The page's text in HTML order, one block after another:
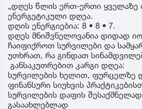
„დღეს წლის ერთ-ერთი ყველაზე
ენერგეტიკული დღეა.
დღის ენერგიებია: 8 • 8 • 7.
დღეს მნიშვნელოვანია დიდად
ჩაიფიქროთ სურვილები და
უთხრათ, რა გინდათ
განსაკუთრებით კარგი დღეა:
სურვილების ხელით, ფურცელზე
ფინანსური სიუხვის
სურვილების დაფის
გასაახლებლად